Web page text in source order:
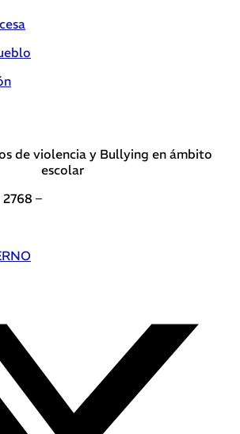
de violencia y Bullying en ámbito
escolar
2768 –